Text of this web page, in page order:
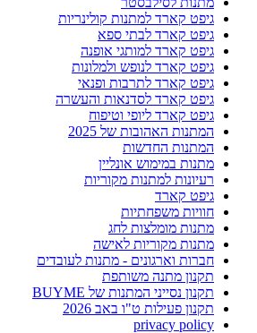
גיפט קארד למתנות קולינריות
גיפט קארד לבתי ספא
גיפט קארד למותגי אופנה
גיפט קארד לנופש ולמלונות
גיפט קארד לתרבות ופנאי
גיפט קארד לסדנאות והעשרה
גיפט קארד ליופי וטיפוח
המתנות האהובות של 2025
המתנות החדשות
מתנות במימוש אונליין
רעיונות למתנות מקוריות
גיפט קארד
חוויות משפחתיות
מתנות מומלצות לחג
מתנות מקוריות לאישה
חברות וארגונים - מתנות לעובדים
תקנון מתנה משותפת
תקנון נסייני המתנות של BUYME
תקנון פעילות ט"ו באב 2026
privacy policy